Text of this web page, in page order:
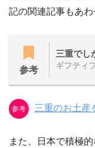
記の関連記事もあわ
参考
三重でし
ギフティ
参考 三重のお土産
また、日本で積極